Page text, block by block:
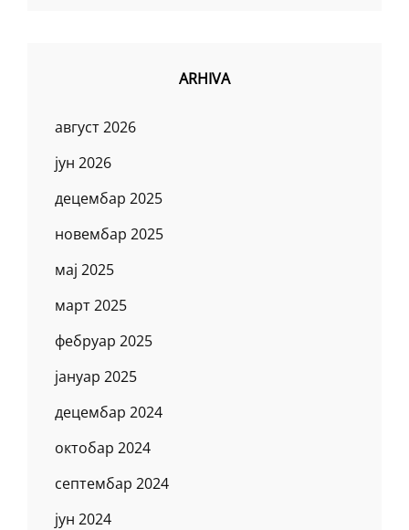
ARHIVA
август 2026
јун 2026
децембар 2025
новембар 2025
мај 2025
март 2025
фебруар 2025
јануар 2025
децембар 2024
октобар 2024
септембар 2024
јун 2024